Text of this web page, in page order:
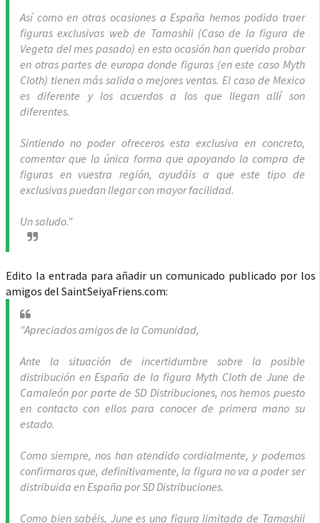
Así como en otras ocasiones a España hemos podido traer
figuras exclusivas web de Tamashii (Caso de la figura de
Vegeta del mes pasado) en esta ocasión han querido probar
en otras partes de europa donde figuras (en este caso Myth
Cloth) tienen más salida o mejores ventas. El caso de Mexico
es diferente y los acuerdos a los que llegan allí son
diferentes.
Sintiendo no poder ofreceros esta exclusiva en concreto,
comentar que la única forma que apoyando la compra de
figuras en vuestra región, ayudáis a que este tipo de
exclusivas puedan llegar con mayor facilidad.
Un saludo."
Edito la entrada para añadir un comunicado publicado por los
amigos del SaintSeiyaFriens.com:
"Apreciados amigos de la Comunidad,
Ante la situación de incertidumbre sobre la posible
distribución en España de la figura Myth Cloth de June de
Camaleón por parte de SD Distribuciones, nos hemos puesto
en contacto con ellos para conocer de primera mano su
estado.
Como siempre, nos han atendido cordialmente, y podemos
confirmaros que, definitivamente, la figura no va a poder ser
distribuida en España por SD Distribuciones.
Como bien sabéis, June es una figura limitada de Tamashii